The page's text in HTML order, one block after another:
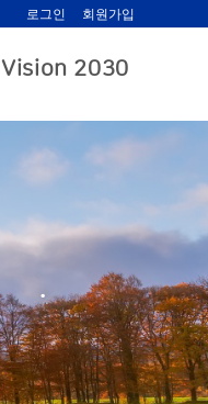
로그인 회원가입
Vision 2030
.